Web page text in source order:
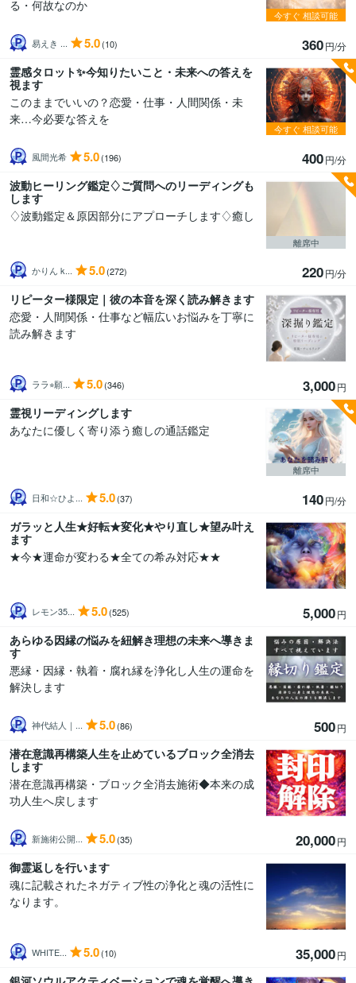
る・何故なのか
易えき ... 5.0(10) 360円/分
今すぐ 相談可能
霊感タロット✨今知りたいこと・未来への答えを
視ます
このままでいいの？恋愛・仕事・人間関係・未
来…今必要な答えを
風間光希 5.0(196) 400円/分
今すぐ 相談可能
波動ヒーリング鑑定♢ご質問へのリーディングも
します
♢波動鑑定＆原因部分にアプローチします♢癒し
かりん k... 5.0(272) 220円/分
離席中
リピーター様限定｜彼の本音を深く読み解きます
恋愛・人間関係・仕事など幅広いお悩みを丁寧に
読み解きます
ララ⭐︎願... 5.0(346) 3,000円
霊視リーディングします
あなたに優しく寄り添う癒しの通話鑑定
日和☆ひよ... 5.0(37) 140円/分
離席中
ガラッと人生★好転★変化★やり直し★望み叶え
ます
★今★運命が変わる★全ての希み対応★★
レモン35... 5.0(525) 5,000円
あらゆる因縁の悩みを紐解き理想の未来へ導きま
す
悪縁・因縁・執着・腐れ縁を浄化し人生の運命を
解決します
神代結人｜... 5.0(86) 500円
潜在意識再構築人生を止めているブロック全消去
します
潜在意識再構築・ブロック全消去施術◆本来の成
功人生へ戻します
新施術公開... 5.0(35) 20,000円
御霊返しを行います
魂に記載されたネガティブ性の浄化と魂の活性に
なります。
WHITE... 5.0(10) 35,000円